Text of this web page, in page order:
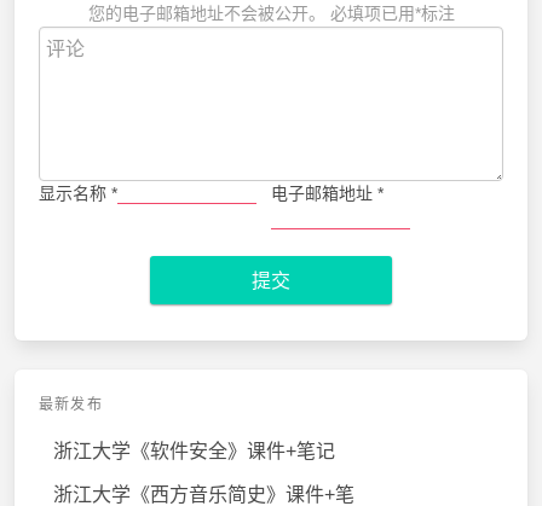
您的电子邮箱地址不会被公开。 必填项已用*标注
显示名称 * 电子邮箱地址 *
提交
最新发布
浙江大学《软件安全》课件+笔记
浙江大学《西方音乐简史》课件+笔